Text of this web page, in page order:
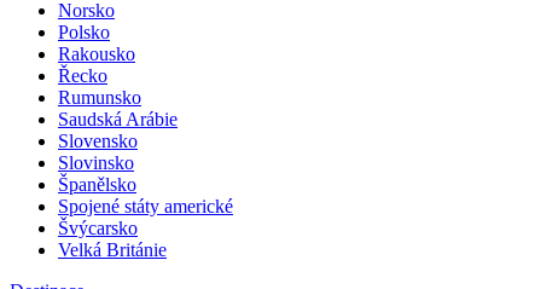
Nizozemsko
Norsko
Polsko
Rakousko
Řecko
Rumunsko
Saudská Arábie
Slovensko
Slovinsko
Španělsko
Spojené státy americké
Švýcarsko